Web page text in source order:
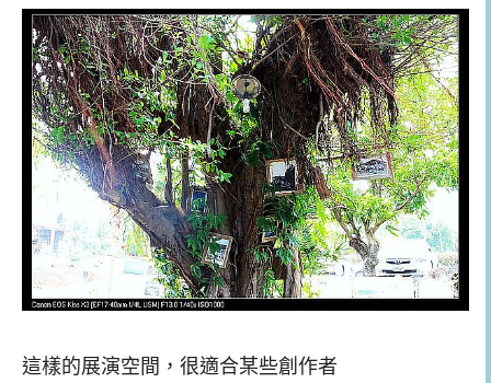
這樣的展演空間，很適合某些創作者